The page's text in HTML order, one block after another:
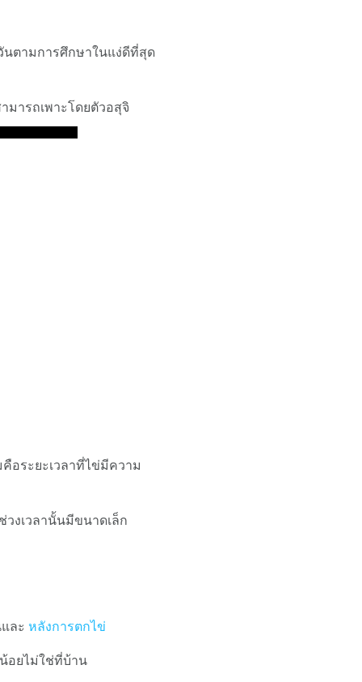
นตามการศึกษาในแง่ดีที่สุด
มารถเพาะโดยตัวอสุจิ
อระยะเวลาที่ไข่มีความ
งเวลานั้นมีขนาดเล็ก
ละ หลังการตกไข่
อยไม่ใช่ที่บ้าน